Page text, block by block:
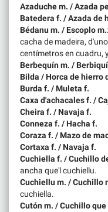
Azaduche m. / Azada
Batedera f. / Azada de
Bédanu m. / Escoplo m.
cacha de madeira,
centímetros en cuadru,
Berbequín m. /
Bilda / Horca de hierro
Burda f. / Muleta f.
Caxa d'achacales f. /
Cheira f. / Navaja f.
Conneza f. / Hacha f.
Coraza f. / Mazo de
Cortaxa f. / Navaja f.
Cuchiella f. / Cuchillo
ancha que'l cuchiellu.
Cuchiellu m. / Cuchillo
cuchiella.
Cutón m. / Cuchillo